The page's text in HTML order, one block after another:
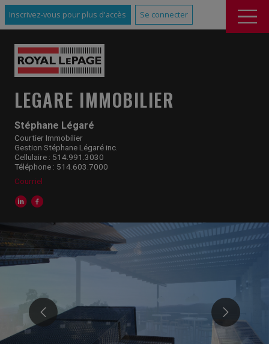
Inscrivez-vous pour plus d'accès Se connecter
Stéphane Légaré
Courtier Immobilier
Gestion Stéphane Légaré inc.
Cellulaire : 514.991.3030
Téléphone : 514.603.7000
Courriel
LEGARE IMMOBILIER